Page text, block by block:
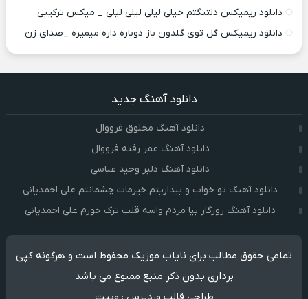
دانلود ریمیکس دلتنگتم خیلی لیلی لیلی لیلی _ میکس ترکیبی
دانلود ریمیکس گل توی گلدون باز دوباره داره میمیره _صدای زن
دانلود آهنگ جدید
دانلود آهنگ مخلوق فرووال
دانلود آهنگ عمر رفته فرووال
دانلود آهنگ دلبر وحید عباسی
دانلود آهنگ تو خواب و بیداریتم خیرمات چشمانتم علی احمدیانی
دانلود آهنگ روزگار بیا مردم واسه قلب ترک خورم علی احمدیانی
تمامی حقوق مطالب برای نایاب موزیک محفوظ است و هرگونه کپی
برداری بدون ذکر منبع ممنوع می باشد